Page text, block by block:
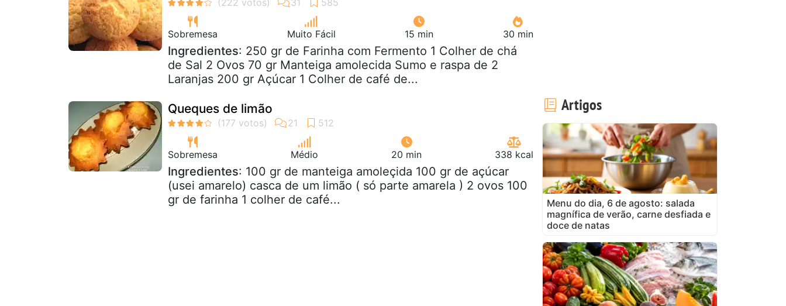
Sobremesa Muito Fácil 15 min 30 min
Ingredientes: 250 gr de Farinha com Fermento 1 Colher de chá
de Sal 2 Ovos 70 gr Manteiga amolecida Sumo e raspa de 2
Laranjas 200 gr Açúcar 1 Colher de café de...
Queques de limão
Sobremesa Médio 20 min 338 kcal
Ingredientes: 100 gr de manteiga amoleçida 100 gr de açúcar
(usei amarelo) casca de um limão ( só parte amarela ) 2 ovos 100
gr de farinha 1 colher de café...
Artigos
Menu do dia, 6 de agosto: salada
magnífica de verão, carne desfiada e
doce de natas